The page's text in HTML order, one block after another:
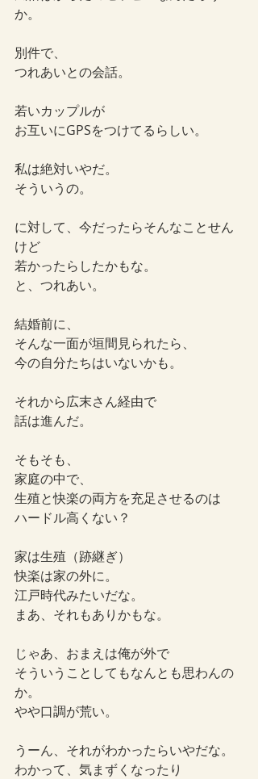
か。
別件で、
つれあいとの会話。
若いカップルが
お互いにGPSをつけてるらしい。
私は絶対いやだ。
そういうの。
に対して、今だったらそんなことせん
けど
若かったらしたかもな。
と、つれあい。
結婚前に、
そんな一面が垣間見られたら、
今の自分たちはいないかも。
それから広末さん経由で
話は進んだ。
そもそも、
家庭の中で、
生殖と快楽の両方を充足させるのは
ハードル高くない？
家は生殖（跡継ぎ）
快楽は家の外に。
江戸時代みたいだな。
まあ、それもありかもな。
じゃあ、おまえは俺が外で
そういうことしてもなんとも思わんの
か。
やや口調が荒い。
うーん、それがわかったらいやだな。
わかって、気まずくなったり